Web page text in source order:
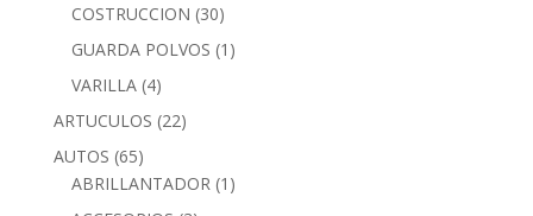
COSTRUCCION (30)
GUARDA POLVOS (1)
VARILLA (4)
ARTUCULOS (22)
AUTOS (65)
ABRILLANTADOR (1)